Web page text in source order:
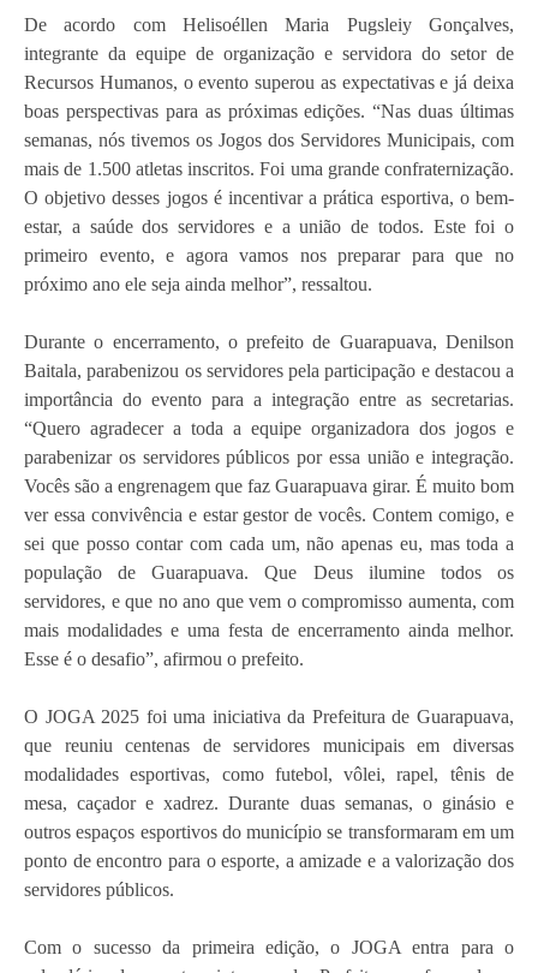
De acordo com Helisoéllen Maria Pugsleiy Gonçalves,
integrante da equipe de organização e servidora do setor de
Recursos Humanos, o evento superou as expectativas e já deixa
boas perspectivas para as próximas edições. “Nas duas últimas
semanas, nós tivemos os Jogos dos Servidores Municipais, com
mais de 1.500 atletas inscritos. Foi uma grande confraternização.
O objetivo desses jogos é incentivar a prática esportiva, o bem-
estar, a saúde dos servidores e a união de todos. Este foi o
primeiro evento, e agora vamos nos preparar para que no
próximo ano ele seja ainda melhor”, ressaltou.
Durante o encerramento, o prefeito de Guarapuava, Denilson
Baitala, parabenizou os servidores pela participação e destacou a
importância do evento para a integração entre as secretarias.
“Quero agradecer a toda a equipe organizadora dos jogos e
parabenizar os servidores públicos por essa união e integração.
Vocês são a engrenagem que faz Guarapuava girar. É muito bom
ver essa convivência e estar gestor de vocês. Contem comigo, e
sei que posso contar com cada um, não apenas eu, mas toda a
população de Guarapuava. Que Deus ilumine todos os
servidores, e que no ano que vem o compromisso aumenta, com
mais modalidades e uma festa de encerramento ainda melhor.
Esse é o desafio”, afirmou o prefeito.
O JOGA 2025 foi uma iniciativa da Prefeitura de Guarapuava,
que reuniu centenas de servidores municipais em diversas
modalidades esportivas, como futebol, vôlei, rapel, tênis de
mesa, caçador e xadrez. Durante duas semanas, o ginásio e
outros espaços esportivos do município se transformaram em um
ponto de encontro para o esporte, a amizade e a valorização dos
servidores públicos.
Com o sucesso da primeira edição, o JOGA entra para o